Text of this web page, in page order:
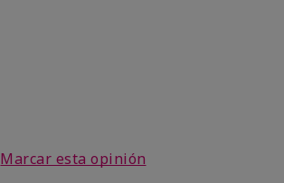
Marcar esta opinión